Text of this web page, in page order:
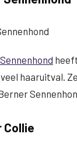
haaruitval.
Collie